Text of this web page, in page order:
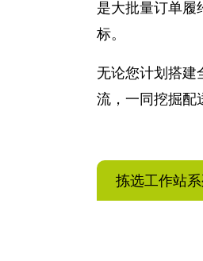
是大批量订单履
标。
无论您计划搭建
流，一同挖掘配
拣选工作站